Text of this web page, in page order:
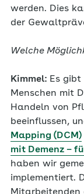
werden. Dies
der
Welche
Kimmel: Es
Menschen mit
Handeln von
beeinflussen,
Mapping (DCM)
mit Demenz –
haben wir
implementiert.